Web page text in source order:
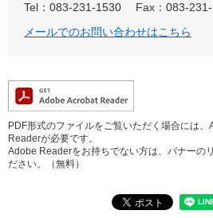
Tel：083-231-1530
Fax：083-
メールでのお問い合わせはこちら
PDF形式のファイルをご覧いただく場合には
Readerが必要です。
Adobe Readerをお持ちでない方は、バナーの
ださい。（無料）